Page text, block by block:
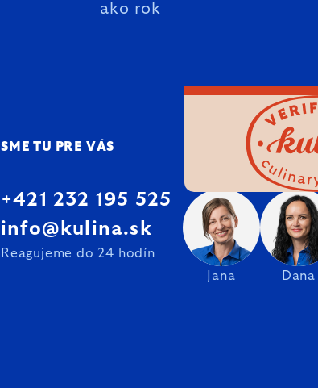
ako rok
SME TU PRE VÁS
Jana Dana
+421 232 195 525
info@kulina.sk
Reagujeme do 24 hodín